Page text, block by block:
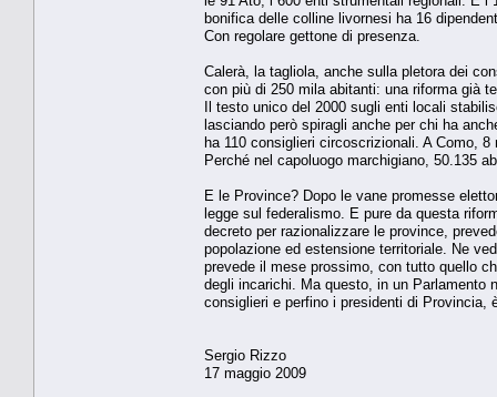
bonifica delle colline livornesi ha 16
Con regola­re gettone di presenza.
Calerà, la tagliola, anche sulla ple­tora dei
con più di 250 mila abitanti: una riforma già
Il testo unico del 2000 sugli enti locali
lasciando però spiragli anche per chi ha
ha 110 consiglieri circoscrizio­nali. A Como,
Perché nel capoluogo marchigiano, 50.135
E le Province? Dopo le vane pro­messe
legge sul fede­ralismo. E pure da questa
decreto per razionalizzare le province,
popolazio­ne ed estensione territoriale. Ne
prevede il mese prossimo, con tutto quello
degli incarichi. Ma questo, in un Parlamen­to
consiglieri e perfino i pre­sidenti di Provincia,
Sergio Rizzo
17 maggio 2009